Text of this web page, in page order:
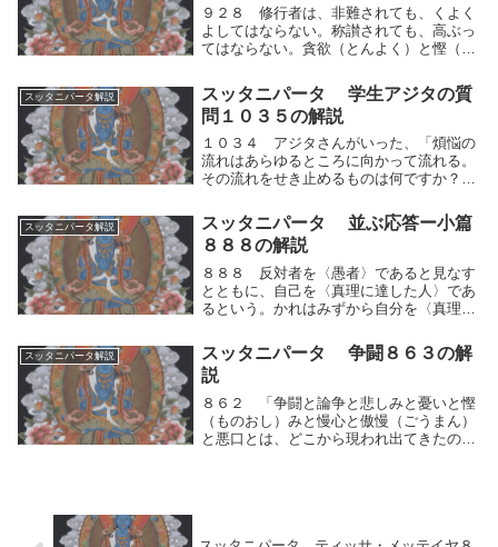
９２８ 修行者は、非難されても、くよく
よしてはならない。称讃されても、高ぶっ
てはならない。貪欲（とんよく）と慳（も
行者は、非難されても、反応の仕方によく
気をつけよ。人間的思考の運動（快⇔不
快）によって、...
スッタニパータ解説
スッタニパータ 学生アジタの質
問１０３５の解説
１０３４ アジタさんがいった、「煩悩の
流れはあらゆるところに向かって流れる。
その流れをせき止めるものは何ですか？そ
流れは何によって塞（ふさ）がれるのでし
ょうか？それを説いてください。」１０３
５ 師は答え...
スッタニパータ解説
スッタニパータ 並ぶ応答ー小篇
８８８の解説
８８８ 反対者を〈愚者〉であると見なす
とともに、自己を〈真理に達した人〉であ
るという。かれはみずから自分を〈真理に
視し、そのように語る。反対者を愚者であ
ると見なすとともに、自己を真理に達した
人であるとい...
スッタニパータ解説
スッタニパータ 争闘８６３の解
説
８６２ 「争闘と論争と悲しみと憂いと慳
（ものおし）みと慢心と傲慢（ごうまん）
と悪口とは、どこから現われ出てきたので